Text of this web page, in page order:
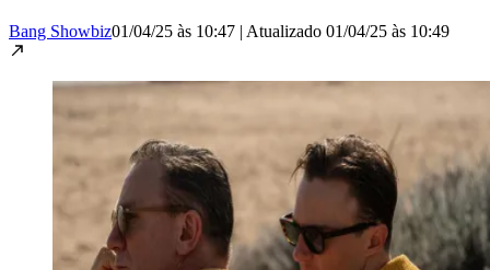
Bang Showbiz01/04/25 às 10:47 | Atualizado 01/04/25 às 10:49